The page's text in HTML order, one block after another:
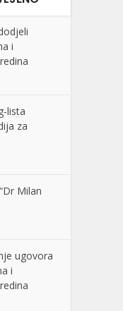
i
lista
za
Milan
ugovora
i